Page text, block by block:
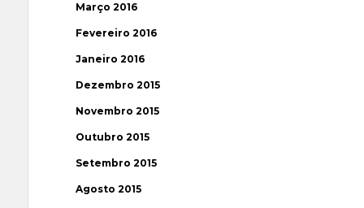
Março 2016
Fevereiro 2016
Janeiro 2016
Dezembro 2015
Novembro 2015
Outubro 2015
Setembro 2015
Agosto 2015